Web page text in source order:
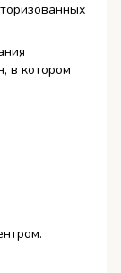
в котором